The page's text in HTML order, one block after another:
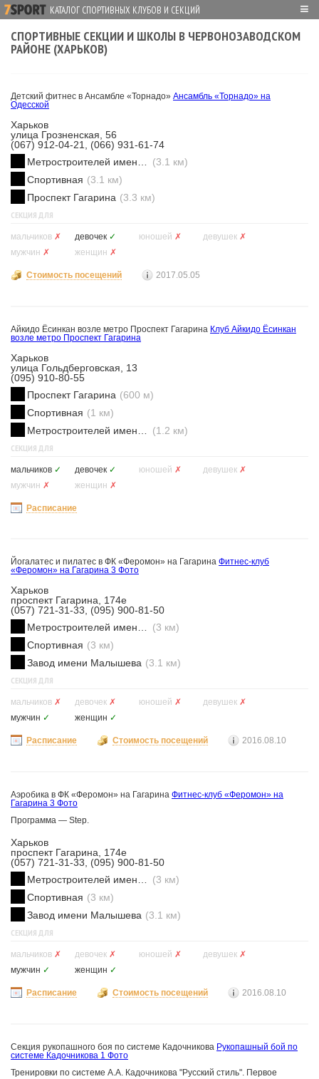
КАТАЛОГ СПОРТИВНЫХ КЛУБОВ И СЕКЦИЙ ≡
СПОРТИВНЫЕ СЕКЦИИ И ШКОЛЫ В ЧЕРВОНОЗАВОДСКОМ
РАЙОНЕ (ХАРЬКОВ)
Детский фитнес в Ансамбле «Торнадо» Ансамбль «Торнадо» на
Одесской
Харьков
улица Грозненская, 56
(067) 912-04-21, (066) 931-61-74
(3.1 км)
Спортивная (3.1 км)
Проспект Гагарина (3.3 км)
СЕКЦИЯ ДЛЯ
мальчиков ✗ девочек ✓ юношей ✗ девушек ✗
мужчин ✗ женщин ✗
Стоимость посещений 2017.05.05
Айкидо Ёсинкан возле метро Проспект Гагарина Клуб Айкидо Ёсинкан
возле метро Проспект Гагарина
Харьков
улица Гольдберговская, 13
(095) 910-80-55
Проспект Гагарина (600 м)
Спортивная (1 км)
(1.2 км)
СЕКЦИЯ ДЛЯ
мальчиков ✓ девочек ✓ юношей ✗ девушек ✗
мужчин ✗ женщин ✗
Расписание
Йогалатес и пилатес в ФК «Феромон» на Гагарина Фитнес-клуб
«Феромон» на Гагарина 3 Фото
Харьков
проспект Гагарина, 174е
(057) 721-31-33, (095) 900-81-50
(3 км)
Спортивная (3 км)
Завод имени Малышева (3.1 км)
СЕКЦИЯ ДЛЯ
мальчиков ✗ девочек ✗ юношей ✗ девушек ✗
мужчин ✓ женщин ✓
Расписание Стоимость посещений 2016.08.10
Аэробика в ФК «Феромон» на Гагарина Фитнес-клуб «Феромон» на
Гагарина 3 Фото
Программа — Step.
Харьков
проспект Гагарина, 174е
(057) 721-31-33, (095) 900-81-50
(3 км)
Спортивная (3 км)
Завод имени Малышева (3.1 км)
СЕКЦИЯ ДЛЯ
мальчиков ✗ девочек ✗ юношей ✗ девушек ✗
мужчин ✓ женщин ✓
Расписание Стоимость посещений 2016.08.10
Секция рукопашного боя по системе Кадочникова Рукопашный бой по
системе Кадочникова 1 Фото
Тренировки по системе А.А. Кадочникова "Русский стиль". Первое